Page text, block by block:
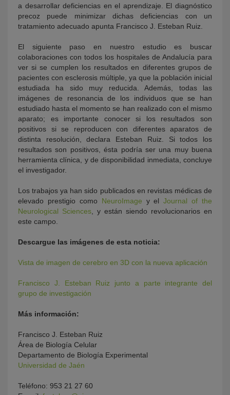
a desarrollar deficiencias en el aprendizaje. El diagnóstico
precoz puede minimizar dichas deficiencias con un
tratamiento adecuado apunta Francisco J. Esteban Ruiz.
El siguiente paso en nuestro estudio es buscar
colaboraciones con todos los hospitales de Andalucía para
ver si se cumplen los resultados en diferentes grupos de
pacientes con esclerosis múltiple, ya que la población inicial
estudiada ha sido muy reducida. Además, todas las
imágenes de resonancia de los individuos que se han
estudiado hasta el momento se han realizado con el mismo
aparato; es importante conocer si los resultados son
positivos si se reproducen con diferentes aparatos de
distinta resolución, declara Esteban Ruiz. Si todos los
resultados son positivos, ésta podría ser una muy buena
herramienta clínica, y de disponibilidad inmediata, concluye
el investigador.
Los trabajos ya han sido publicados en revistas médicas de
elevado prestigio como NeuroImage y elJournal of the
Neurological Sciences , y están siendo revolucionarios en
este campo.
Descargue las imágenes de esta noticia:
Vista de imagen de cerebro en 3D con la nueva aplicación
Francisco J. Esteban Ruiz junto a parte integrante del
grupo de investigación
Más información:
Francisco J. Esteban Ruiz
Área de Biología Celular
Departamento de Biología Experimental
Universidad de Jaén
Teléfono: 953 21 27 60